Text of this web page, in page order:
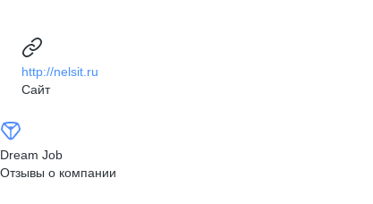
http://nelsit.ru
Сайт
Dream Job
Отзывы о компании